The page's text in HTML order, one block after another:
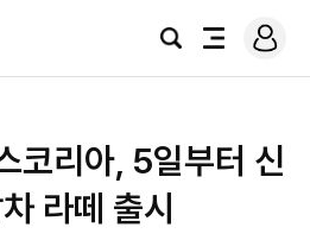
검
전
로
그
코리아, 5일부터 신
라떼 출시